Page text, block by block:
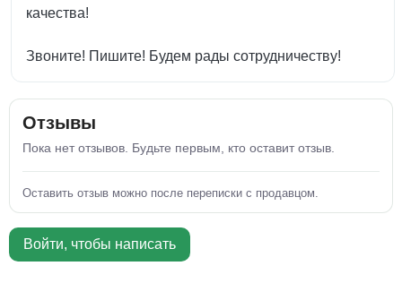
качества!
Звоните! Пишите! Будем рады сотрудничеству!
Отзывы
Пока нет отзывов. Будьте первым, кто оставит отзыв.
Оставить отзыв можно после переписки с продавцом.
Войти, чтобы написать